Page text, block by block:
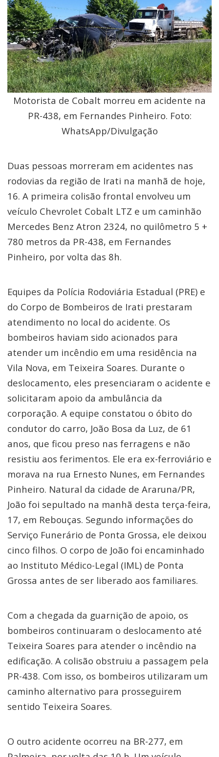
Motorista de Cobalt morreu em acidente na
PR-438, em Fernandes Pinheiro. Foto:
WhatsApp/Divulgação
Duas pessoas morreram em acidentes nas
rodovias da região de Irati na manhã de hoje,
16. A primeira colisão frontal envolveu um
veículo Chevrolet Cobalt LTZ e um caminhão
Mercedes Benz Atron 2324, no quilômetro 5 +
780 metros da PR-438, em Fernandes
Pinheiro, por volta das 8h.
Equipes da Polícia Rodoviária Estadual (PRE) e
do Corpo de Bombeiros de Irati prestaram
atendimento no local do acidente. Os
bombeiros haviam sido acionados para
atender um incêndio em uma residência na
Vila Nova, em Teixeira Soares. Durante o
deslocamento, eles presenciaram o acidente e
solicitaram apoio da ambulância da
corporação. A equipe constatou o óbito do
condutor do carro, João Bosa da Luz, de 61
anos, que ficou preso nas ferragens e não
resistiu aos ferimentos. Ele era ex-ferroviário e
morava na rua Ernesto Nunes, em Fernandes
Pinheiro. Natural da cidade de Araruna/PR,
João foi sepultado na manhã desta terça-feira,
17, em Rebouças. Segundo informações do
Serviço Funerário de Ponta Grossa, ele deixou
cinco filhos. O corpo de João foi encaminhado
ao Instituto Médico-Legal (IML) de Ponta
Grossa antes de ser liberado aos familiares.
Com a chegada da guarnição de apoio, os
bombeiros continuaram o deslocamento até
Teixeira Soares para atender o incêndio na
edificação. A colisão obstruiu a passagem pela
PR-438. Com isso, os bombeiros utilizaram um
caminho alternativo para prosseguirem
sentido Teixeira Soares.
O outro acidente ocorreu na BR-277, em